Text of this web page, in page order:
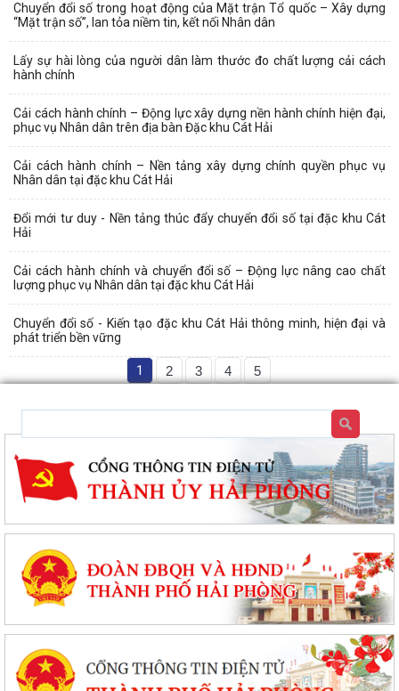
Chuyển đổi số trong hoạt động của Mặt trận Tổ quốc – Xây dựng
“Mặt trận số”, lan tỏa niềm tin, kết nối Nhân dân
Lấy sự hài lòng của người dân làm thước đo chất lượng cải cách
hành chính
Cải cách hành chính – Động lực xây dựng nền hành chính hiện đại,
phục vụ Nhân dân trên địa bàn Đặc khu Cát Hải
Cải cách hành chính – Nền tảng xây dựng chính quyền phục vụ
Nhân dân tại đặc khu Cát Hải
Đổi mới tư duy - Nền tảng thúc đẩy chuyển đổi số tại đặc khu Cát
Hải
Cải cách hành chính và chuyển đổi số – Động lực nâng cao chất
lượng phục vụ Nhân dân tại đặc khu Cát Hải
Chuyển đổi số - Kiến tạo đặc khu Cát Hải thông minh, hiện đại và
phát triển bền vững
1 2 3 4 5